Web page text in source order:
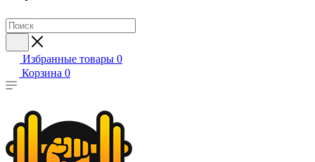
Избранные товары 0
Корзина 0